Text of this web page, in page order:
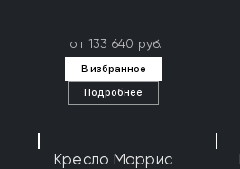
от 133 640 руб.
В избранное
Подробнее
Кресло Моррис